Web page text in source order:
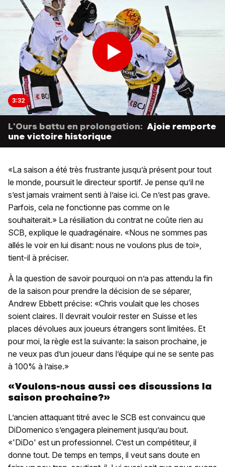
3:32
L'Ours battu en prolongation: Ajoie remporte
une victoire historique
«La saison a été très frustrante jusqu’à présent pour tout
le monde, poursuit le directeur sportif. Je pense qu’il ne
s’est jamais vraiment senti à l’aise ici. Ce n’est pas grave.
Parfois, cela ne fonctionne pas comme on le
souhaiterait.» La résiliation du contrat ne coûte rien au
SCB, explique le quadragénaire. «Nous ne sommes pas
allés le voir en lui disant: nous ne voulons plus de toi»,
tient-il à préciser.
À la question de savoir pourquoi on n’a pas attendu la fin
de la saison pour prendre la décision de se séparer,
Andrew Ebbett précise: «Chris voulait que les choses
soient claires. Il devrait vouloir rester en Suisse et les
places dévolues aux joueurs étrangers sont limitées. Et
pour moi, la règle est la suivante: la saison prochaine, je
ne veux pas d’un joueur dans l’équipe qui ne se sente pas
à 100% à l’aise.»
«Voulons-nous aussi ces discussions la
saison prochaine?»
L’ancien attaquant titré avec le SCB est convaincu que
DiDomenico s’engagera pleinement jusqu’au bout.
«'DiDo' est un professionnel. C’est un compétiteur, il
donne tout. De temps en temps, il veut sans doute en